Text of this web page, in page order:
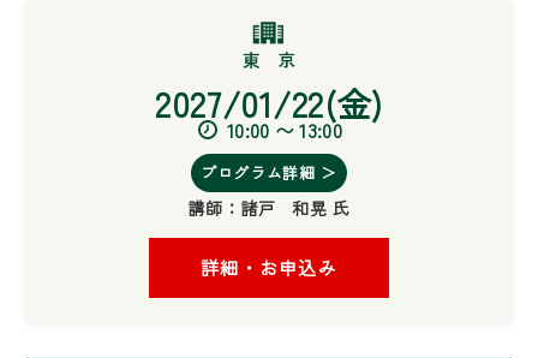
2027/01/22(金)
10:00 〜 13:00
プログラム詳細 ＞
講師： 諸戸 和晃 氏
詳細・お申込み